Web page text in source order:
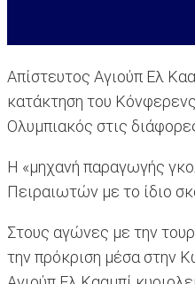
Απίστευτος Αγιούπ Ελ
κατάκτηση του
Ολυμπιακός στις
Η «μηχανή παραγωγής
Πειραιωτών με το ίδιο
Στους αγώνες με την
την πρόκριση μέσα στην